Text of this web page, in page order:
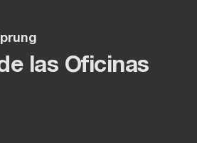
las Oficinas